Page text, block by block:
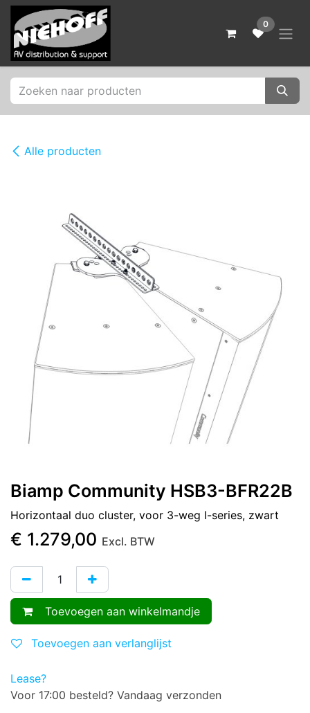
Overslaan naar inhoud
0
Alle producten
Biamp Community HSB3-BFR22B
Horizontaal duo cluster, voor 3-weg I-series, zwart
€ 1.279,00 Excl. BTW
Toevoegen aan winkelmandje
Toevoegen aan verlanglijst
Lease?
Voor 17:00 besteld? Vandaag verzonden